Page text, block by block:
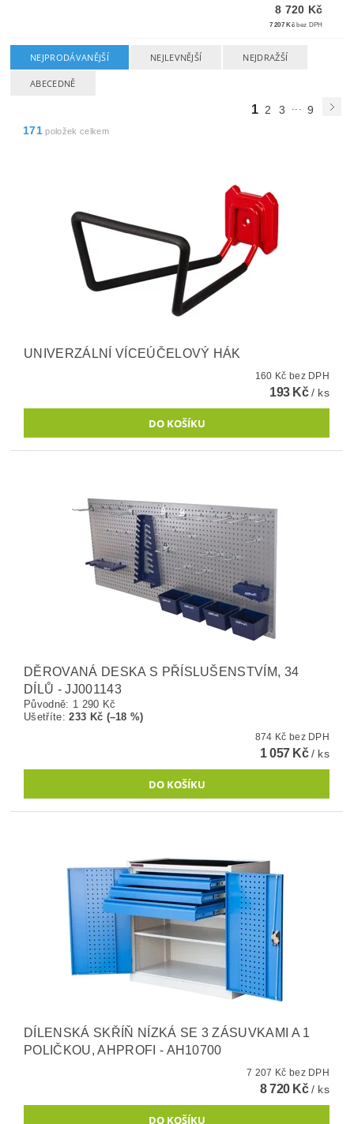
8 720 Kč
7 207 Kč bez DPH
NEJPRODÁVANĚJŠÍ NEJLEVNĚJŠÍ NEJDRAŽŠÍ
ABECEDNĚ
1 2 3 ... 9
171 položek celkem
UNIVERZÁLNÍ VÍCEÚČELOVÝ HÁK
160 Kč bez DPH
193 Kč/ ks
DĚROVANÁ DESKA S PŘÍSLUŠENSTVÍM, 34
DÍLŮ - JJ001143
Původně: 1 290 Kč
Ušetříte:233 Kč (–18 %)
874 Kč bez DPH
1 057 Kč/ ks
DÍLENSKÁ SKŘÍŇ NÍZKÁ SE 3 ZÁSUVKAMI A 1
POLIČKOU, AHPROFI - AH10700
7 207 Kč bez DPH
8 720 Kč/ ks